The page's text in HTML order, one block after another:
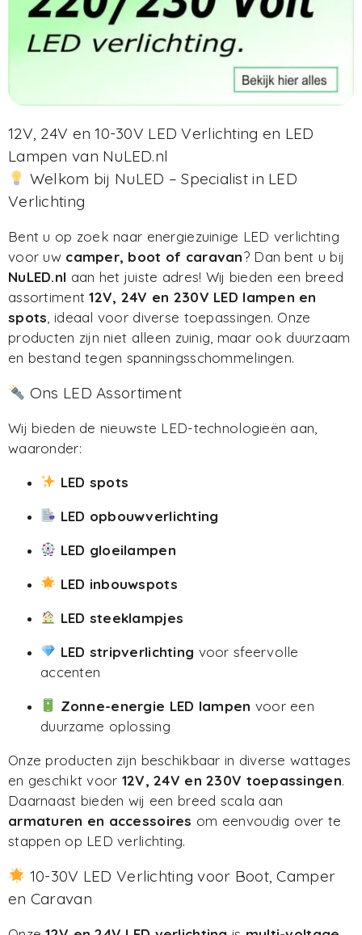
12V, 24V en 10-30V LED Verlichting en LED
Lampen van NuLED.nl
Welkom bij NuLED – Specialist in LED
Verlichting
Bent u op zoek naar energiezuinige LED verlichting
voor uw camper, boot of caravan? Dan bent u bij
NuLED.nl aan het juiste adres! Wij bieden een breed
assortiment12V, 24V en 230V LED lampen en
spots , ideaal voor diverse toepassingen. Onze
producten zijn niet alleen zuinig, maar ook duurzaam
en bestand tegen spanningsschommelingen.
Ons LED Assortiment
Wij bieden de nieuwste LED-technologieën aan,
waaronder:
LED spots
LED opbouwverlichting
LED gloeilampen
LED inbouwspots
LED steeklampjes
LED stripverlichting voor sfeervolle
accenten
Zonne-energie LED lampen voor een
duurzame oplossing
Onze producten zijn beschikbaar in diverse wattages
en geschikt voor 12V, 24V en 230V toepassingen.
Daarnaast bieden wij een breed scala aan
armaturen en accessoires om eenvoudig over te
stappen op LED verlichting.
10-30V LED Verlichting voor Boot, Camper
en Caravan